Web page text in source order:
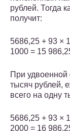
рублей. Тогда
получит:
5686,25 + 93 ×
1000 = 15
При
тысяч рублей,
всего на одну
5686,25 + 93 ×
2000 = 16